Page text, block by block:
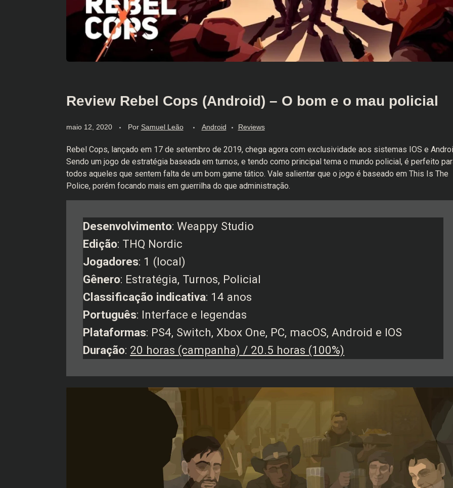
Review Rebel Cops (Android) – O bom e o mau policial
maio 12, 2020 Por Samuel Leão Android Reviews
Rebel Cops, lançado em 17 de setembro de 2019, chega agora com exclusividade aos sistemas IOS e
Sendo um jogo de estratégia baseada em turnos, e tendo como principal tema o mundo policial, é perfeito
todos aqueles que sentem falta de um bom game tático. Vale salientar que o jogo é baseado em This Is The
Police, porém focando mais em guerrilha do que administração.
Desenvolvimento: Weappy Studio
Edição: THQ Nordic
Jogadores: 1 (local)
Gênero: Estratégia, Turnos, Policial
Classificação indicativa: 14 anos
Português: Interface e legendas
Plataformas: PS4, Switch, Xbox One, PC, macOS, Android e IOS
Duração: 20 horas (campanha) / 20.5 horas (100%)